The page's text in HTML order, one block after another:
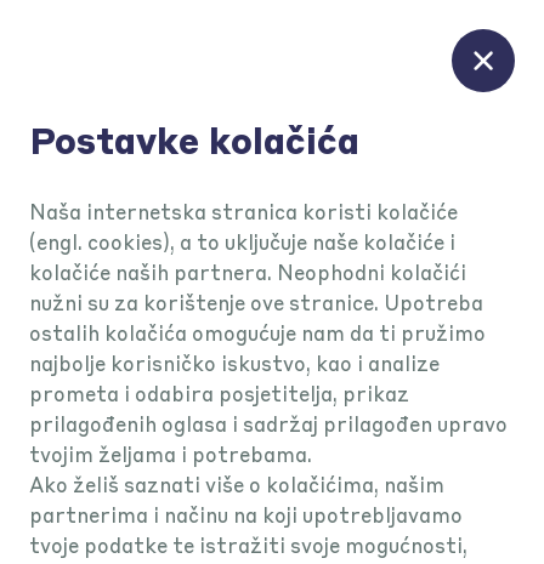
Mogućnosti KEKS Pay režije
KEKSAJ režije
bez naknade.
Postavke kolačića
Naša internetska stranica koristi kolačiće
(engl. cookies), a to uključuje naše kolačiće i
kolačiće naših partnera. Neophodni kolačići
nužni su za korištenje ove stranice. Upotreba
ostalih kolačića omogućuje nam da ti pružimo
najbolje korisničko iskustvo, kao i analize
prometa i odabira posjetitelja, prikaz
prilagođenih oglasa i sadržaj prilagođen upravo
tvojim željama i potrebama.
Ako želiš saznati više o kolačićima, našim
partnerima i načinu na koji upotrebljavamo
tvoje podatke te istražiti svoje mogućnosti,